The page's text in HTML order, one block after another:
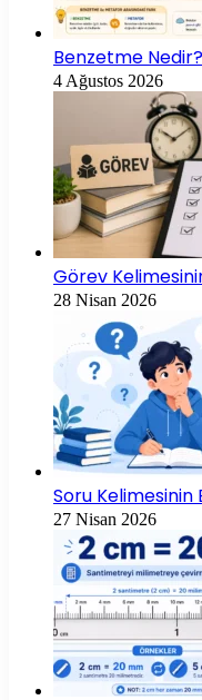
Benzetme
4 Ağustos 2026
Görev
28 Nisan 2026
Soru Kelimesinin
27 Nisan 2026